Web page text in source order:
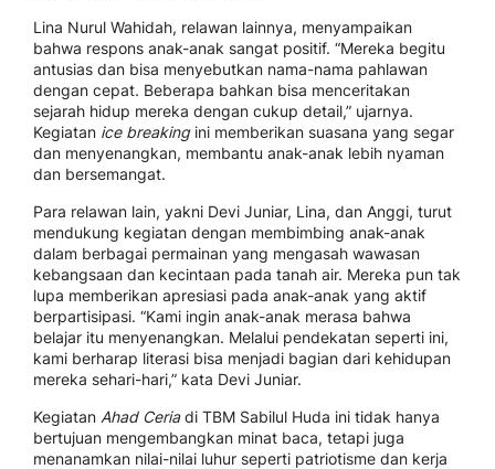
Lina Nurul Wahidah, relawan lainnya, menyampaikan
bahwa respons anak-anak sangat positif. “Mereka begitu
antusias dan bisa menyebutkan nama-nama pahlawan
dengan cepat. Beberapa bahkan bisa menceritakan
sejarah hidup mereka dengan cukup detail,” ujarnya.
Kegiatan ice breakingini memberikan suasana yang segar
dan menyenangkan, membantu anak-anak lebih nyaman
dan bersemangat.
Para relawan lain, yakni Devi Juniar, Lina, dan Anggi, turut
mendukung kegiatan dengan membimbing anak-anak
dalam berbagai permainan yang mengasah wawasan
kebangsaan dan kecintaan pada tanah air. Mereka pun tak
lupa memberikan apresiasi pada anak-anak yang aktif
berpartisipasi. “Kami ingin anak-anak merasa bahwa
belajar itu menyenangkan. Melalui pendekatan seperti ini,
kami berharap literasi bisa menjadi bagian dari kehidupan
mereka sehari-hari,” kata Devi Juniar.
Kegiatan Ahad Ceriadi TBM Sabilul Huda ini tidak hanya
bertujuan mengembangkan minat baca, tetapi juga
menanamkan nilai-nilai luhur seperti patriotisme dan kerja